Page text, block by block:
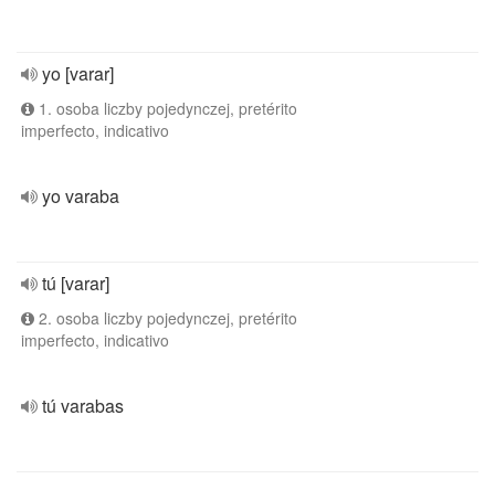
yo [varar]
1. osoba liczby pojedynczej, pretérito
imperfecto, indicativo
yo varaba
tú [varar]
2. osoba liczby pojedynczej, pretérito
imperfecto, indicativo
tú varabas